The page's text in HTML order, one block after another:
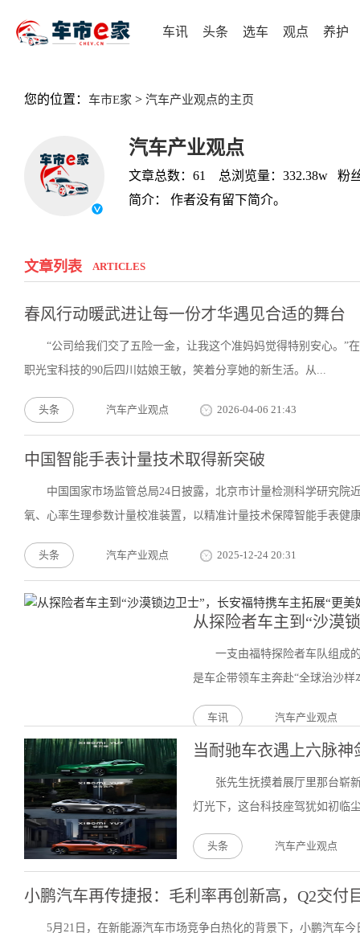
车讯 头条 选车 观点 养护
您的位置： 车市E家 > 汽车产业观点的主页
汽车产业观点
文章总数：61 总浏览量：332.38w 粉
简介： 作者没有留下简介。
文章列表 ARTICLES
春风行动暖武进让每一份才华遇见合适的舞台
“公司给我们交了五险一金，让我这个准妈妈觉得特别安心。”
职光宝科技的90后四川姑娘王敏，笑着分享她的新生活。从...
头条 汽车产业观点 2026-04-06 21:43
中国智能手表计量技术取得新突破
中国国家市场监管总局24日披露，北京市计量检测科学研究
氧、心率生理参数计量校准装置，以精准计量技术保障智能手表健
头条 汽车产业观点 2025-12-24 20:31
从探险者车主到“沙漠
一支由福特探险者车队组成
是车企带领车主奔赴“全球治沙
车讯 汽车产业观点
当耐驰车衣遇上六脉神
张先生抚摸着展厅里那台崭
灯光下，这台科技座驾犹如初临
头条 汽车产业观点
小鹏汽车再传捷报：毛利率再创新高，Q2交付
5月21日，在新能源汽车市场竞争白热化的背景下，小鹏汽车